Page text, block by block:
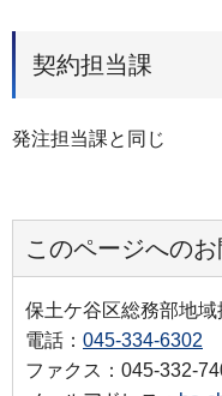
契約担当課
発注担当課と同じ
このページへの
保土ケ谷区総務部地域
電話： 045-334-6302
ファクス：045-332-